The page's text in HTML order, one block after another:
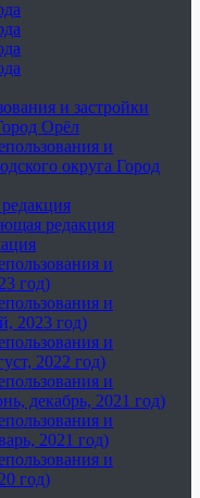
и застройки
Орёл
и
округа Город
редакция
и
год)
и
2023 год)
и
2022 год)
и
декабрь, 2021 год)
и
2021 год)
и
год)